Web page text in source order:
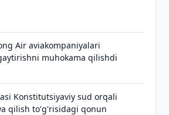
Air aviakompaniyalari
muhokama qilishdi
Konstitutsiyaviy sud orqali
qilish to'g'risidagi qonun